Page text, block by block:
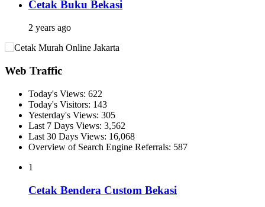
Cetak Buku Bekasi
2 years ago
Web Traffic
Today's Views: 622
Today's Visitors: 143
Yesterday's Views: 305
Last 7 Days Views: 3,562
Last 30 Days Views: 16,068
Overview of Search Engine Referrals: 587
1
Cetak Bendera Custom Bekasi